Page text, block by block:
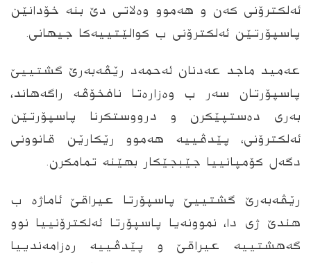
ئه‌لكترۆنى كه‌ن و هه‌موو وه‌لاتى دێ بنه‌ خۆدانێن
پاسپۆرتێن ئه‌لكترۆنى ب كوالێتییه‌كا جیهانى.
عه‌مید ماجد عه‌دنان ئه‌حمه‌د رێڤه‌به‌رێ گشتییێ
پاسپۆرتان سه‌ر ب وه‌زاره‌تا نافخۆڤه‌ راگه‌هاند،
به‌رى ده‌ستپێكرن و درووستكرنا پاسپۆرتێن
ئه‌لكترۆنى، پێدڤییه‌ هه‌موو رێكارێن قانوونى
دگه‌ل كۆمپانییا جێبجێكار بهێنه‌ تمامكرن.
رێڤه‌به‌رێ گشتییێ پاسپۆرتا عیراقێ ئاماژه‌ ب
هندێ ژى دا، نموونه‌یا پاسپۆرتا ئه‌لكترۆنییا نوو
گه‌هشتییه‌ عیراقێ و پێدڤییه‌ ره‌زامه‌ندییا